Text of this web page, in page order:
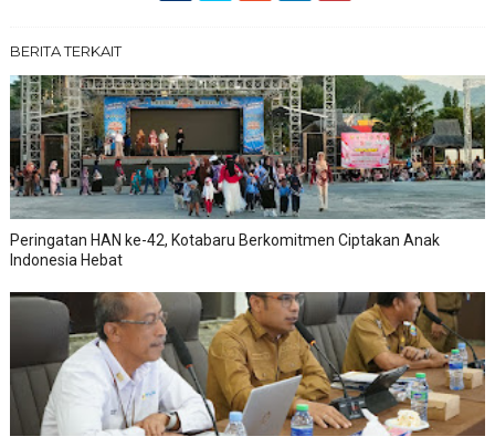
BERITA TERKAIT
Peringatan HAN ke-42, Kotabaru Berkomitmen Ciptakan Anak
Indonesia Hebat